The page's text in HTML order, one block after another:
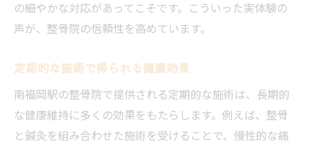
の細やかな対応があってこそです。こういった実体験の
声が、整骨院の信頼性を高めています。
定期的な施術で得られる健康効果
南福岡駅の整骨院で提供される定期的な施術は、長期的
な健康維持に多くの効果をもたらします。例えば、整骨
と鍼灸を組み合わせた施術を受けることで、慢性的な痛